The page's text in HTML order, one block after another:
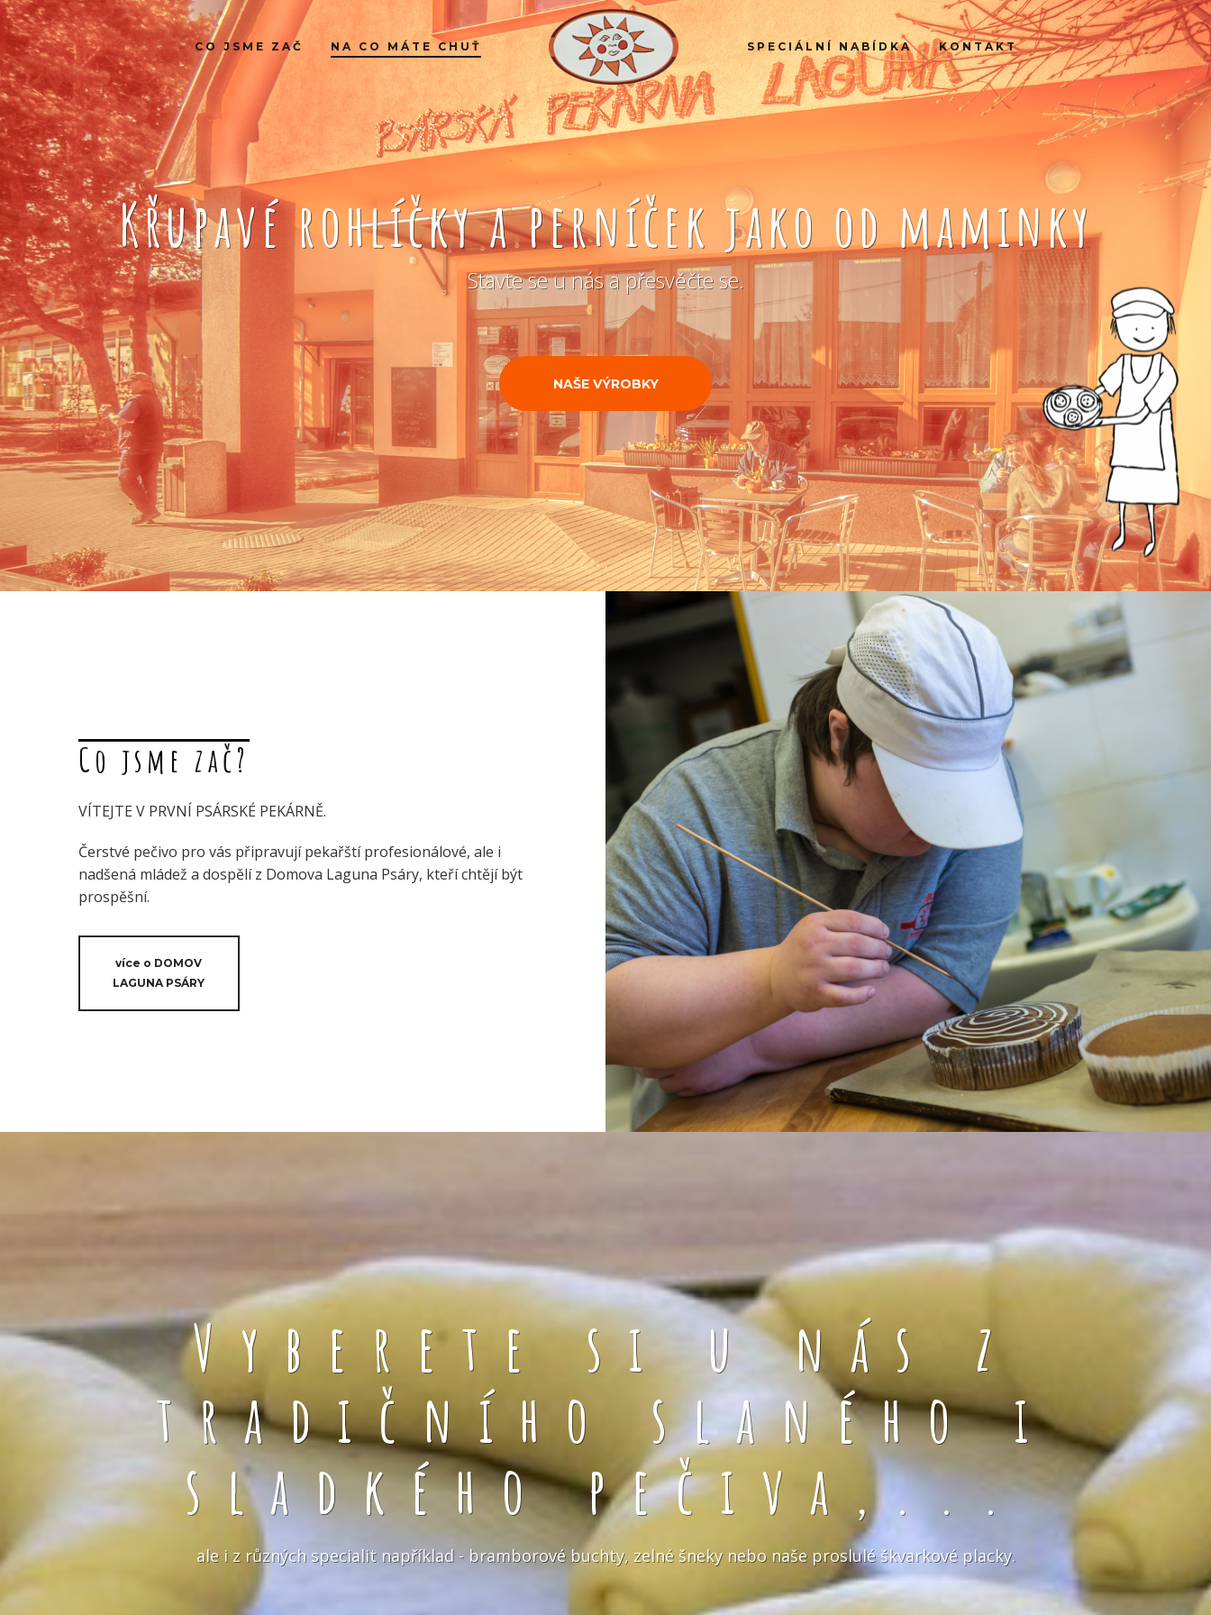
CO JSME ZAČ NA CO MÁTE CHUŤ SPECIÁLNÍ NABÍDKA KONTAKT
Křupavé rohlíčky a perníček jako od maminky
Stavte se u nás a přesvěčte se.
NAŠE VÝROBKY
Co jsme zač?
VÍTEJTE V PRVNÍ PSÁRSKÉ PEKÁRNĚ.
Čerstvé pečivo pro vás připravují pekařští profesionálové, ale i
nadšená mládež a dospělí z Domova Laguna Psáry, kteří chtějí být
prospěšní.
více o DOMOV
LAGUNA PSÁRY
Vyberete si u nás z
tradičního slaného i
sladkého pečiva,...
ale i z různých specialit například - bramborové buchty, zelné šneky nebo naše proslulé škvarkové placky.